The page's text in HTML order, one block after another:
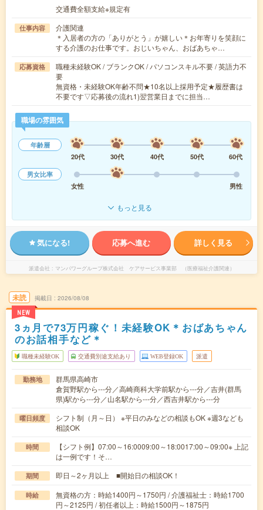
交通費全額支給※規定有
仕事内容
介護関連
＊入居者の方の「ありがとう」が嬉しい＊お年寄りを笑顔に
する介護のお仕事です。おじいちゃん、おばあちゃ…
応募資格
職種未経験OK / ブランクOK / パソコンスキル不要 / 英語力不
要
無資格・未経験OK年齢不問★10名以上採用予定★履歴書は
不要です▽応募後の流れ1)翌営業日までに担当…
職場の雰囲気
年齢層
20代
30代 40代 50代
60代
男女比率
女性
男性
もっと見る
気になる! 応募へ進む 詳しく見る
派遣会社 マンパワーグループ株式会社 ケアサービス事業部 （医療福祉介護関連）
未読
NEW
掲載日 2026/08/08
3ヵ月で73万円稼ぐ！未経験OK＊おばあちゃん
のお話相手など＊
職種未経験OK 交通費別途支給あり WEB登録OK 派遣
勤務地
群馬県高崎市
倉賀野駅から---分／高崎商科大学前駅から---分／吉井(群馬
県)駅から---分／山名駅から---分／西吉井駅から---分
曜日頻度
シフト制（月～日） ※平日のみなどの相談もOK ※週3なども
相談OK
時間
【シフト例】07:00～16:0009:00～18:0017:00～09:00※ 上記
は一例です！そ…
期間 即日～2ヶ月以上 ■開始日の相談OK！
時給
無資格の方：時給1400円～1750円 / 介護福祉士：時給1700
円～2125円 / 初任者以上：時給1500円～1875円